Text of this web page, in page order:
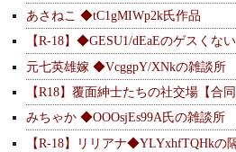
あさねこ ◆tC1gMIWp2k氏作品
【R-18】◆GESU1/dEaEのゲスくな
元七英雄嫁 ◆VcggpY/XNkの雑談所
【R18】覆面紳士たちの社交場【合同
みちゃか ◆OOOsjEs99A氏の雑談所
【R-18】リリアナ◆YLYxhfTQHkの